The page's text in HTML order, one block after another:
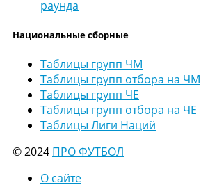
раунда
Национальные сборные
Таблицы групп ЧМ
Таблицы групп отбора на ЧМ
Таблицы групп ЧЕ
Таблицы групп отбора на ЧЕ
Таблицы Лиги Наций
© 2024 ПРО ФУТБОЛ
О сайте